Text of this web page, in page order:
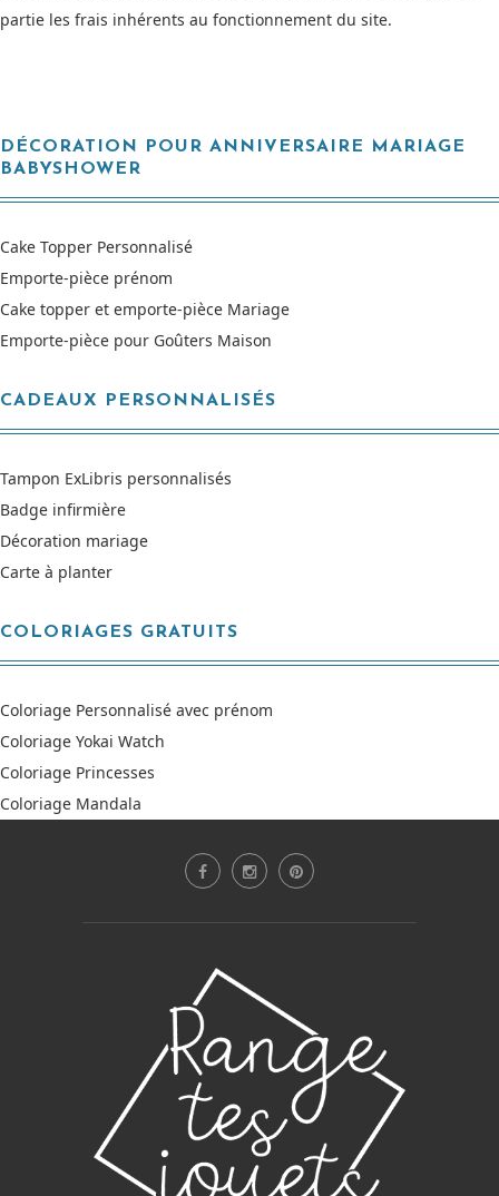
partie les frais inhérents au fonctionnement du site.
DÉCORATION POUR ANNIVERSAIRE MARIAGE
BABYSHOWER
Cake Topper Personnalisé
Emporte-pièce prénom
Cake topper et emporte-pièce Mariage
Emporte-pièce pour Goûters Maison
CADEAUX PERSONNALISÉS
Tampon ExLibris personnalisés
Badge infirmière
Décoration mariage
Carte à planter
COLORIAGES GRATUITS
Coloriage Personnalisé avec prénom
Coloriage Yokai Watch
Coloriage Princesses
Coloriage Mandala